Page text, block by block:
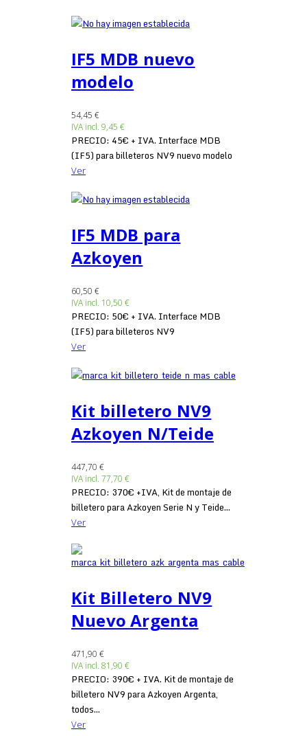
IF5 MDB nuevo
modelo
54,45 €
IVA incl. 9,45 €
PRECIO: 45€ + IVA. Interface MDB
(IF5) para billeteros NV9 nuevo modelo
Ver
IF5 MDB para
Azkoyen
60,50 €
IVA incl. 10,50 €
PRECIO: 50€ + IVA. Interface MDB
(IF5) para billeteros NV9
Ver
Kit billetero NV9
Azkoyen N/Teide
447,70 €
IVA incl. 77,70 €
PRECIO: 370€ +IVA, Kit de montaje de
billetero para Azkoyen Serie N y Teide...
Ver
Kit Billetero NV9
Nuevo Argenta
471,90 €
IVA incl. 81,90 €
PRECIO: 390€ + IVA. Kit de montaje de
billetero NV9 para Azkoyen Argenta,
todos...
Ver